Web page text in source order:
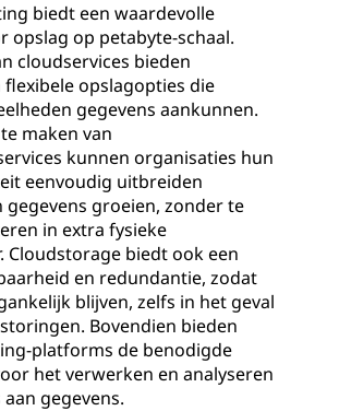
biedt een waardevolle
opslag op petabyte-schaal.
cloudservices bieden
flexibele opslagopties die
gegevens aankunnen.
maken van
kunnen organisaties hun
eenvoudig uitbreiden
gegevens groeien, zonder te
in extra fysieke
Cloudstorage biedt ook een
en redundantie, zodat
blijven, zelfs in het geval
Bovendien bieden
platforms de benodigde
het verwerken en analyseren
gegevens.